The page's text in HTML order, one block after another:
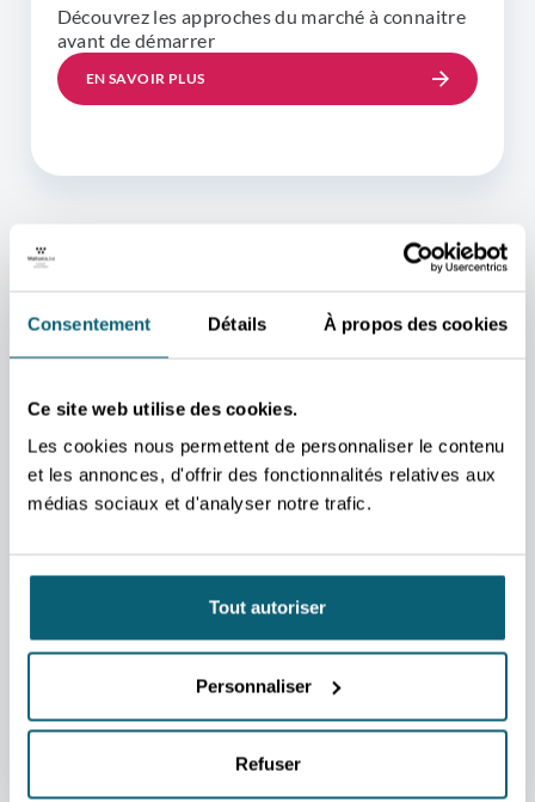
Consentement Détails À propos des cookies
Ce site web utilise des cookies.
Les cookies nous permettent de personnaliser le contenu
et les annonces, d'offrir des fonctionnalités relatives aux
médias sociaux et d'analyser notre trafic.
Tout autoriser
Personnaliser
Refuser
Découvrez les approches du marché à connaitre
avant de démarrer
EN SAVOIR PLUS
VOS CONTACTS
PRIVILÉGIÉS
Nos conseillers sont à
votre disposition pour
vous accompagner dans
vos projets et répondre à
vos questions.
Laurence
Martaux
Conseillère
commerciale
(pays